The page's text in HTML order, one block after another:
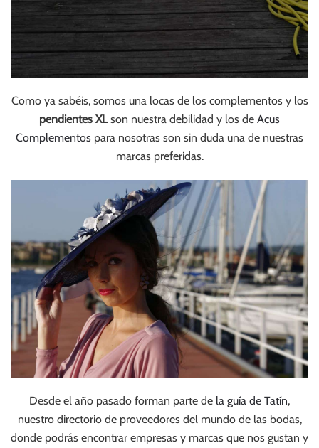
Como ya sabéis, somos una locas de los complementos y los
pendientes XLson nuestra debilidad y los de Acus
Complementos para nosotras son sin duda una de nuestras
marcas preferidas.
Desde el año pasado forman parte de la guía de Tatín,
nuestro directorio de proveedores del mundo de las bodas,
donde podrás encontrar empresas y marcas que nos gustan y